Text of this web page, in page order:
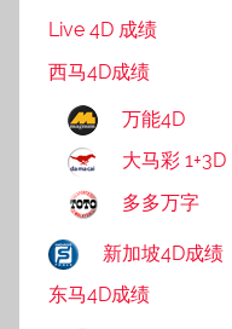
Live 4D 成绩
西马4D成绩
万能4D
大马彩 1+3D
多多万字
新加坡4D成绩
东马4D成绩